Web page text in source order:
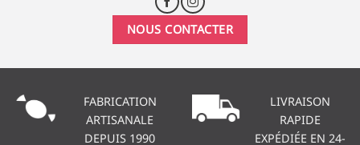
NOUS CONTACTER
FABRICATION
ARTISANALE
DEPUIS 1990
LIVRAISON
RAPIDE
EXPÉDIÉE EN 24-